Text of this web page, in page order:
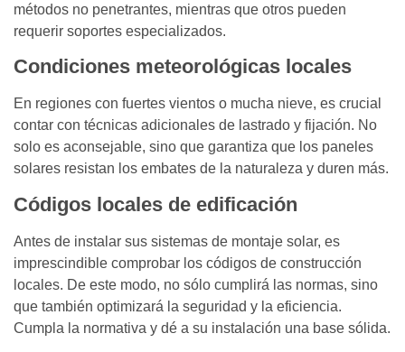
métodos no penetrantes, mientras que otros pueden
requerir soportes especializados.
Condiciones meteorológicas locales
En regiones con fuertes vientos o mucha nieve, es crucial
contar con técnicas adicionales de lastrado y fijación. No
solo es aconsejable, sino que garantiza que los paneles
solares resistan los embates de la naturaleza y duren más.
Códigos locales de edificación
Antes de instalar sus sistemas de montaje solar, es
imprescindible comprobar los códigos de construcción
locales. De este modo, no sólo cumplirá las normas, sino
que también optimizará la seguridad y la eficiencia.
Cumpla la normativa y dé a su instalación una base sólida.